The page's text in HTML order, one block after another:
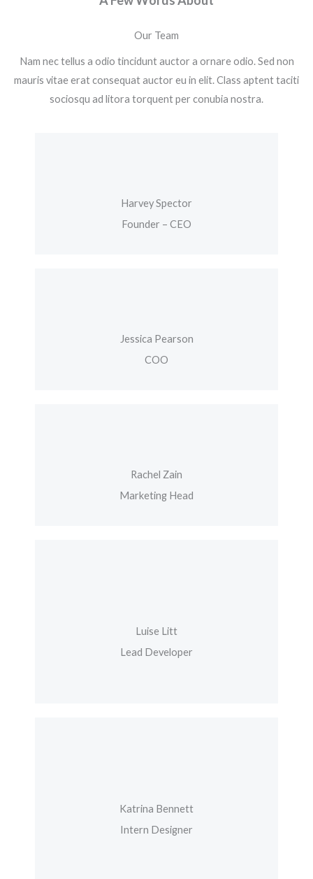
Our Team
Nam nec tellus a odio tincidunt auctor a ornare odio. Sed non
mauris vitae erat consequat auctor eu in elit. Class aptent taciti
sociosqu ad litora torquent per conubia nostra.
Harvey Spector
Founder – CEO
Jessica Pearson
COO
Rachel Zain
Marketing Head
Luise Litt
Lead Developer
Katrina Bennett
Intern Designer